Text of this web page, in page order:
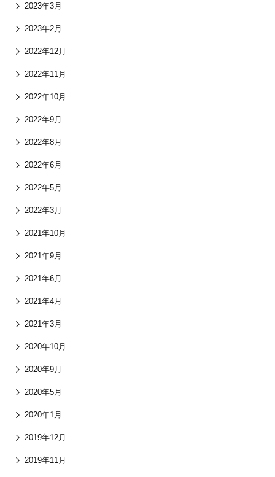
2023年3月
2023年2月
2022年12月
2022年11月
2022年10月
2022年9月
2022年8月
2022年6月
2022年5月
2022年3月
2021年10月
2021年9月
2021年6月
2021年4月
2021年3月
2020年10月
2020年9月
2020年5月
2020年1月
2019年12月
2019年11月